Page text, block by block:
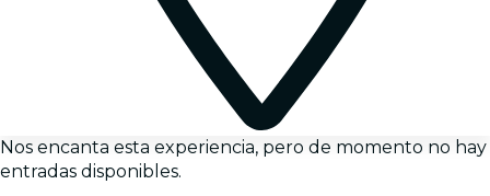
Nos encanta esta experiencia, pero de momento no hay
entradas disponibles.